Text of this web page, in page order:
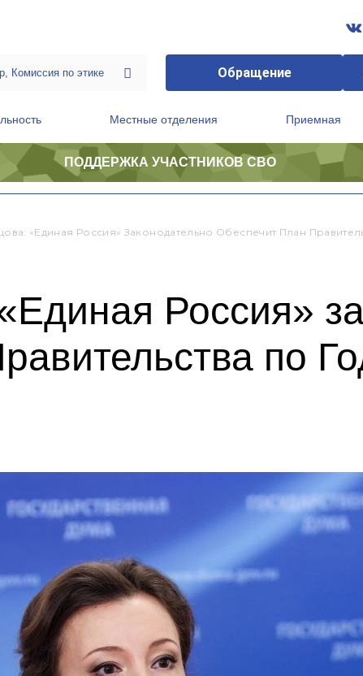
Обращение
Местные отделения Приемная
ПОДДЕРЖКА УЧАСТНИКОВ СВО
«Единая Россия» Законодательно Обеспечит План
Россия»
по